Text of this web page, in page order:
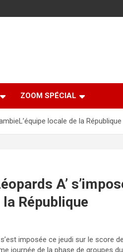
ZOOM SPÉCIAL
locale de la République
A’
République
imposée ce jeudi sur le score
journée de la phase de groupes